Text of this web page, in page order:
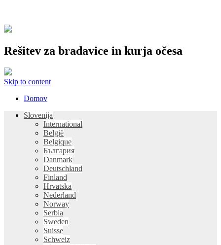
Rešitev za bradavice in kurja očesa
Skip to content
Domov
Slovenija
International
België
Belgique
България
Danmark
Deutschland
Finland
Hrvatska
Nederland
Norway
Serbia
Sweden
Suisse
Schweiz